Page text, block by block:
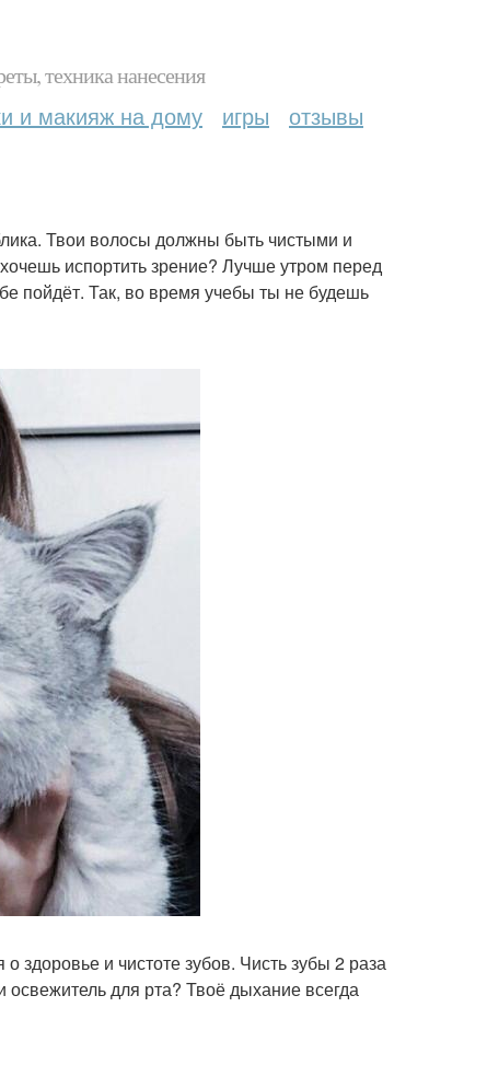
техника нанесения
и макияж на дому игры отзывы
Твои волосы должны быть чистыми и
испортить зрение? Лучше утром перед
пойдёт. Так, во время учебы ты не будешь
здоровье и чистоте зубов. Чисть зубы 2 раза
для рта? Твоё дыхание всегда